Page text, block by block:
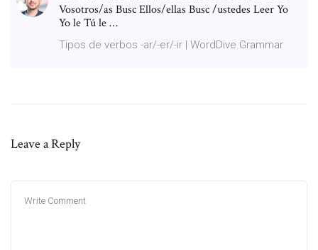
Vosotros/as Busc Ellos/ellas Busc /ustedes Leer Yo
Yo le Tú le …
Tipos de verbos -ar/-er/-ir | WordDive Grammar
Leave a Reply